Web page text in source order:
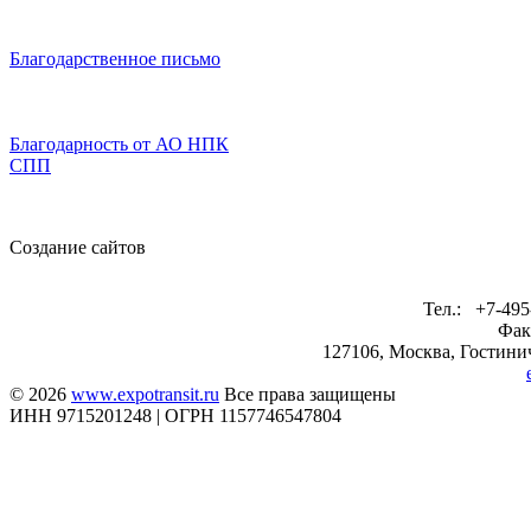
Благодарственное письмо
Благодарность от АО НПК
СПП
Создание сайтов
Тел.: +7-
127106, Москва,
© 2026 www.expotransit.ru Все права защищены
ИНН 9715201248 | ОГРН 1157746547804